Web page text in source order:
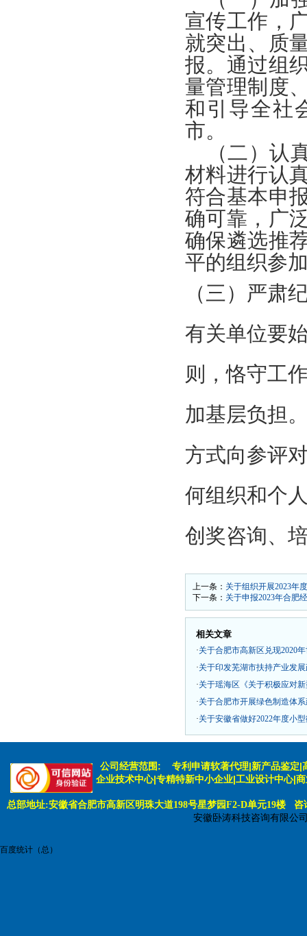
宣传工作，
就突出、质
报。通过组
量管理制度
和引导全社
市。
（二）认
材料进行认
符合基本申
确可靠，广
确保遴选推
平的组织参
（三）严肃
有关单位要
则，恪守工
加基层负担
方式向参评
何组织和个
创奖咨询、
上一条： 关于组织开展2023年
下一条： 关于申报2023年合肥
相关文章
·关于合肥市高新区兑现2020
·关于印发芜湖市扶持产业发展
·关于瑶海区《关于积极应对
·关于合肥市开展绿色制造体
·关于安徽省做好2022年度小
公司经营范围:
专利申请软著代理|新产品鉴定|
企业技术中心|专精特新中小企业|工业设计中心|
总部地址:安徽省合肥市高新区明珠大道198号星梦园F2-D单元19楼 咨
安徽卧涛科技咨询有限公
百度统计（总）